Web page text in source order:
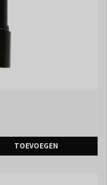
TOEVOEGEN